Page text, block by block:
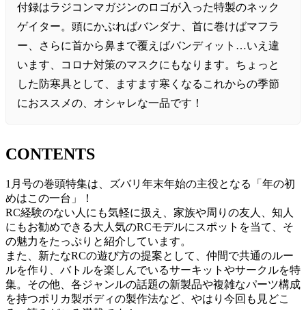
付録はラジコンマガジンのロゴが入った特製のネック
ゲイター。頭にかぶればバンダナ、首に巻けばマフラ
ー、さらに首から鼻まで覆えばバンディット…いえ違
います、コロナ対策のマスクにもなります。ちょっと
した防寒具として、ますます寒くなるこれからの季節
におススメの、オシャレな一品です！
CONTENTS
1月号の巻頭特集は、ズバリ年末年始の主役となる「年の初
めはこの一台」！
RC経験のない人にも気軽に扱え、家族や周りの友人、知人
にもお勧めできる大人気のRCモデルにスポットを当て、そ
の魅力をたっぷりと紹介しています。
また、新たなRCの遊び方の提案として、仲間で共通のルー
ルを作り、バトルを楽しんでいるサーキットやサークルを特
集。その他、各ジャンルの話題の新製品や複雑なパーツ構成
を持つポリカ製ボディの製作法など、やはり今回も見どこ